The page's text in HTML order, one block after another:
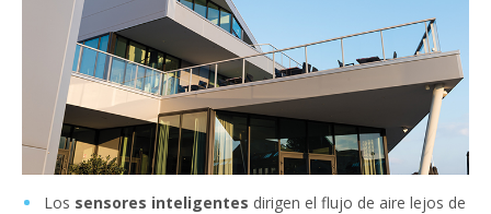
Los sensores inteligentes dirigen el flujo de aire lejos de